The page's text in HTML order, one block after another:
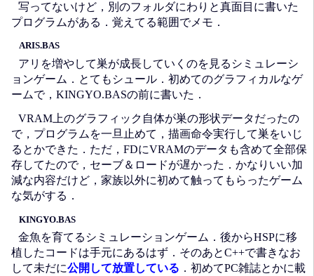
写ってないけど，別のフォルダにわりと真面目に書いた
プログラムがある．覚えてる範囲でメモ．
ARIS.BAS
アリを増やして巣が成長していくのを見るシミュレーシ
ョンゲーム．とてもシュール．初めてのグラフィカルなゲ
ームで，KINGYO.BASの前に書いた．
VRAM上のグラフィック自体が巣の形状データだったの
で，プログラムを一旦止めて，描画命令実行して巣をいじ
るとかできた．ただ，FDにVRAMのデータも含めて全部保
存してたので，セーブ＆ロードが遅かった．かなりいい加
減な内容だけど，家族以外に初めて触ってもらったゲーム
な気がする．
KINGYO.BAS
金魚を育てるシミュレーションゲーム．後からHSPに移
植したコードは手元にあるはず．そのあとC++で書きなお
して未だに公開して放置している ．初めてPC雑誌とかに載